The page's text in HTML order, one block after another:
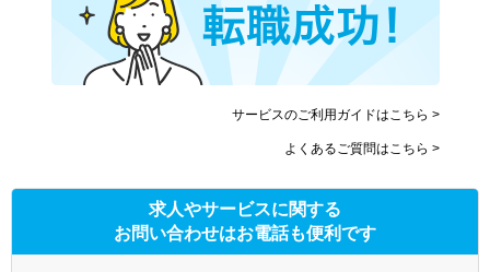
サービスのご利用ガイドはこちら >
よくあるご質問はこちら >
求人やサービスに関する
お問い合わせはお電話も便利です